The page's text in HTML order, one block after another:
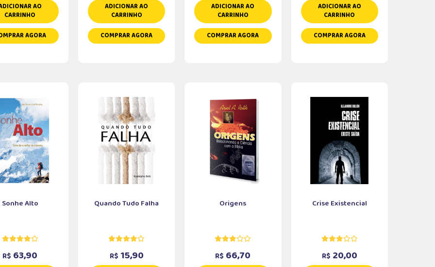
AO
CARRINHO
AGORA
ADICIONAR AO
CARRINHO
COMPRAR AGORA
ADICIONAR AO
CARRINHO
COMPRAR AGORA
ADICIONAR AO
CARRINHO
COMPRAR AGORA
Sonhe Alto
R$ 63,90
Quando Tudo Falha
R$ 15,90
Origens
R$ 66,70
Crise Existencial
R$ 20,00